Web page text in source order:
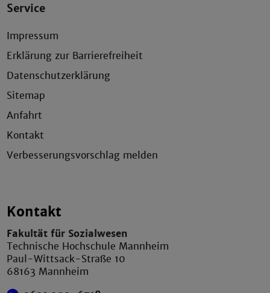
Service
Impressum
Erklärung zur Barrierefreiheit
Datenschutzerklärung
Sitemap
Anfahrt
Kontakt
Verbesserungsvorschlag melden
Kontakt
Fakultät für Sozialwesen
Technische Hochschule Mannheim
Paul-Wittsack-Straße 10
68163 Mannheim